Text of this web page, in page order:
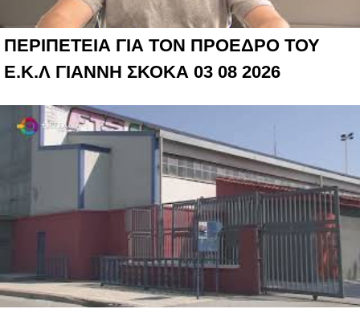
ΠΕΡΙΠΕΤΕΙΑ ΓΙΑ ΤΟΝ ΠΡΟΕΔΡΟ ΤΟΥ
Ε.Κ.Λ ΓΙΑΝΝΗ ΣΚΟΚΑ 03 08 2026